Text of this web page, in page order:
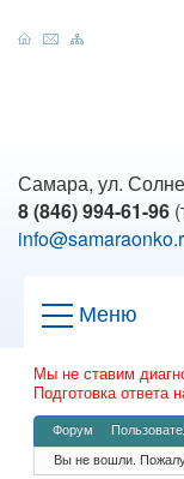
Самара, ул.
8 (846) 994-61-96
Меню
Мы не ставим
Подготовка ответа
Форум
Вы не вошли.